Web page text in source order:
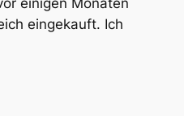
einigen Monaten
eingekauft. Ich